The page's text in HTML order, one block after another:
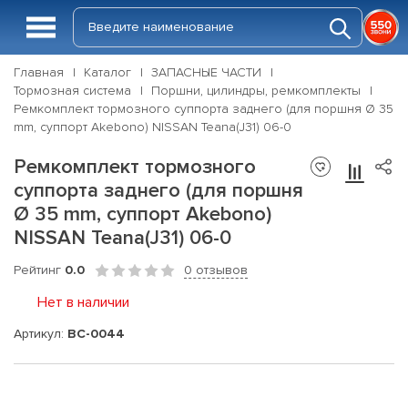
Главная Каталог
ЗАПАСНЫЕ ЧАСТИ
Тормозная система
Поршни, цилиндры, ремкомплекты
Ремкомплект тормозного суппорта заднего (для поршня Ø 35
mm, суппорт Akebono) NISSAN Teana(J31) 06-0
Ремкомплект тормозного
суппорта заднего (для поршня
Ø 35 mm, суппорт Akebono)
NISSAN Teana(J31) 06-0
Рейтинг 0.0 0 отзывов
Нет в наличии
Артикул: BC-0044